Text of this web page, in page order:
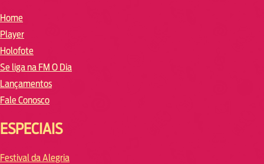
Home
Player
Holofote
Se liga na FM O Dia
Lançamentos
Fale Conosco
ESPECIAIS
Festival da Alegria